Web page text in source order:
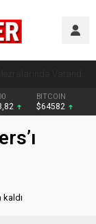
BITCOIN
$64582